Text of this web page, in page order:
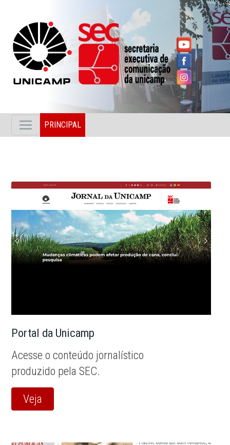
PRINCIPAL
Portal da Unicamp
Acesse o conteúdo jornalístico
produzido pela SEC.
Veja